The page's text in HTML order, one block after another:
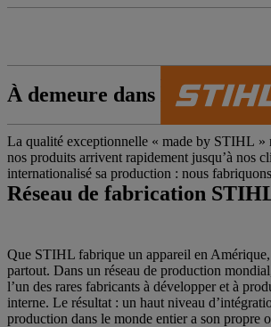
À demeure dans le monde
La qualité exceptionnelle « made by STIHL »
nos produits arrivent rapidement jusqu’à nos
internationalisé sa production : nous
Réseau de fabrication
Que STIHL fabrique un appareil en
partout. Dans un réseau de production
l’un des rares fabricants à développer et à
interne. Le résultat : un haut niveau
production dans le monde entier a son propre